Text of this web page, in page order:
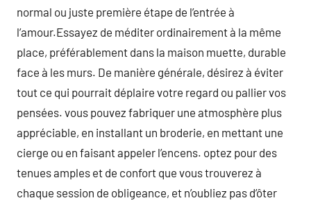
normal ou juste première étape de l’entrée à
l’amour.Essayez de méditer ordinairement à la même
place, préférablement dans la maison muette, durable
face à les murs. De manière générale, désirez à éviter
tout ce qui pourrait déplaire votre regard ou pallier vos
pensées. vous pouvez fabriquer une atmosphère plus
appréciable, en installant un broderie, en mettant une
cierge ou en faisant appeler l’encens. optez pour des
tenues amples et de confort que vous trouverez à
chaque session de obligeance, et n’oubliez pas d’ôter